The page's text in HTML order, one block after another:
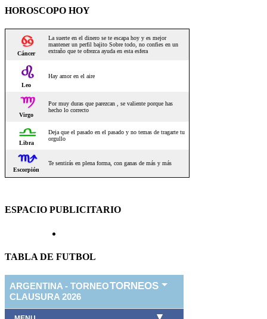
HOROSCOPO HOY
ESPACIO PUBLICITARIO
TABLA DE FUTBOL